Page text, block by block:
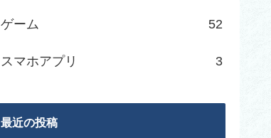
ゲーム 52
スマホアプリ 3
最近の投稿